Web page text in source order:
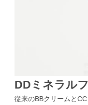
DDミネラル
従来のBBクリームと